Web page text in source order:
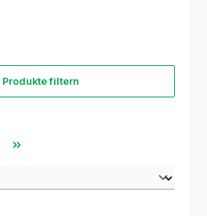
Produkte filtern